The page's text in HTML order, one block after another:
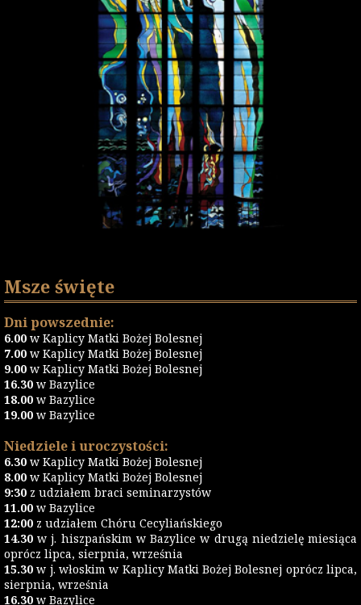
Msze święte
Dni powszednie:
6.00 w Kaplicy Matki Bożej Bolesnej
7.00 w Kaplicy Matki Bożej Bolesnej
9.00 w Kaplicy Matki Bożej Bolesnej
16.30 w Bazylice
18.00 w Bazylice
19.00 w Bazylice
Niedziele i uroczystości:
6.30 w Kaplicy Matki Bożej Bolesnej
8.00 w Kaplicy Matki Bożej Bolesnej
9:30 z udziałem braci seminarzystów
11.00 w Bazylice
12:00 z udziałem Chóru Cecyliańskiego
14.30 w j. hiszpańskim w Bazylice w drugą niedzielę miesiąca
oprócz lipca, sierpnia, września
15.30 w j. włoskim w Kaplicy Matki Bożej Bolesnej oprócz lipca,
sierpnia, września
16.30 w Bazylice